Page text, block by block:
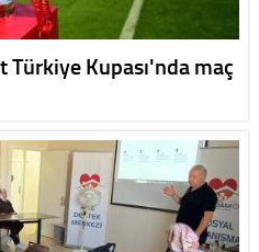
Kupası'nda maç